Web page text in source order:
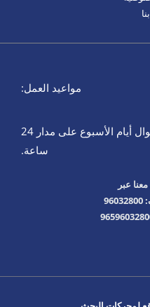
مواعيد العمل:
نلتزم بتقديم خدماتنا طوال أيام الأسبوع على مدار 24
ساعة.
عبر